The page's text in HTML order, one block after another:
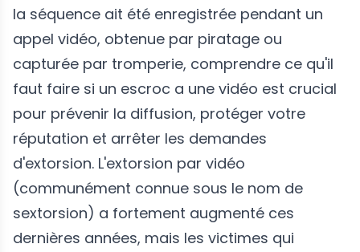
la séquence ait été enregistrée pendant un
appel vidéo, obtenue par piratage ou
capturée par tromperie, comprendre ce qu'il
faut faire si un escroc a une vidéo est crucial
pour prévenir la diffusion, protéger votre
réputation et arrêter les demandes
d'extorsion. L'extorsion par vidéo
(communément connue sous le nom de
sextorsion) a fortement augmenté ces
dernières années, mais les victimes qui